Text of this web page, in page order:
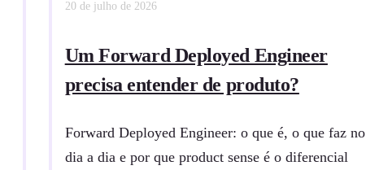
20 de julho de 2026
Um Forward Deployed Engineer
precisa entender de produto?
Forward Deployed Engineer: o que é, o que faz no
dia a dia e por que product sense é o diferencial